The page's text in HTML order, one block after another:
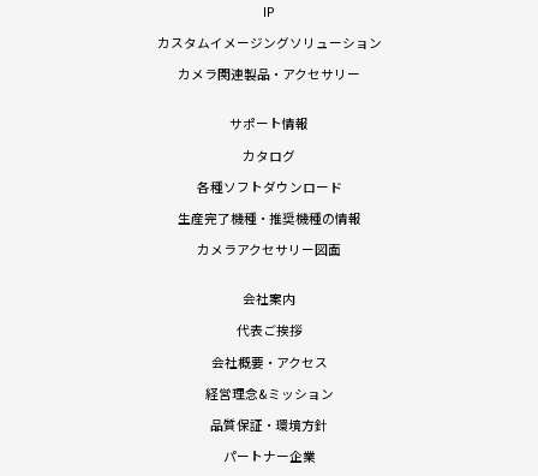
IP
カスタムイメージングソリューション
カメラ関連製品・アクセサリー
サポート情報
カタログ
各種ソフトダウンロード
生産完了機種・推奨機種の情報
カメラアクセサリー図面
会社案内
代表ご挨拶
会社概要・アクセス
経営理念&ミッション
品質保証・環境方針
パートナー企業